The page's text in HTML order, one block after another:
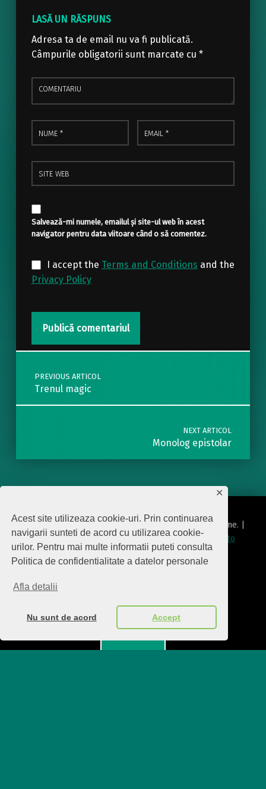
Acest site utilizeaza cookie-uri. Prin continuarea
navigarii sunteti de acord cu utilizarea cookie-
urilor. Pentru mai multe informatii puteti consulta
Politica de confidentialitate a datelor personale
Afla detalii
Nu sunt de acord Accept
✕
LASĂ UN RĂSPUNS
Adresa ta de email nu va fi publicată.
Câmpurile obligatorii sunt marcate cu *
Comentariu
Nume
* Email
*
Site web
Salvează-mi numele, emailul și site-ul web în acest
navigator pentru data viitoare când o să comentez.
I accept the Terms and Conditions and the
Privacy Policy
Post navigation
PREVIOUS ARTICOL
Trenul magic
NEXT ARTICOL
Monolog epistolar
© 2026Editura Biscara |UsingModern WordPresstheme. |
Politica de protecţie date cu caracter personal |
Back to
top ↑
politica de confidentialitate
Back to top ↑